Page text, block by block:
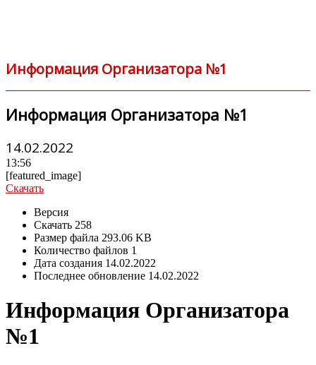
Информация Организатора №1
Информация Организатора №1
14.02.2022
13:56
[featured_image]
Скачать
Версия
Скачать 258
Размер файла 293.06 KB
Количество файлов 1
Дата создания 14.02.2022
Последнее обновление 14.02.2022
Информация Организатора
№1